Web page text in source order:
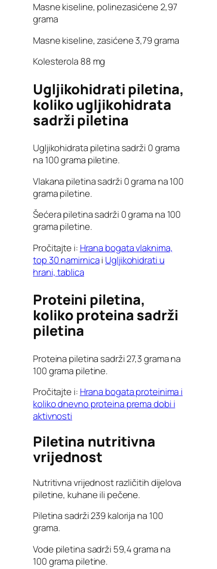
Masne kiseline, polinezasićene 2,97
grama
Masne kiseline, zasićene 3,79 grama
Kolesterola 88 mg
Ugljikohidrati piletina,
koliko ugljikohidrata
sadrži piletina
Ugljikohidrata piletina sadrži 0 grama
na 100 grama piletine.
Vlakana piletina sadrži 0 grama na 100
grama piletine.
Šećera piletina sadrži 0 grama na 100
grama piletine.
Pročitajte i: Hrana bogata vlaknima,
top 30 namirnicai Ugljikohidrati u
hrani, tablica
Proteini piletina,
koliko proteina sadrži
piletina
Proteina piletina sadrži 27,3 grama na
100 grama piletine.
Pročitajte i: Hrana bogata proteinima i
koliko dnevno proteina prema dobi i
aktivnosti
Piletina nutritivna
vrijednost
Nutritivna vrijednost različitih dijelova
piletine, kuhane ili pečene.
Piletina sadrži 239 kalorija na 100
grama.
Vode piletina sadrži 59,4 grama na
100 grama piletine.